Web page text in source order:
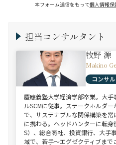
本フォーム送信をもって個人情報保
担当コンサルタント
牧野 源
Makino
コンサ
慶應義塾大学経済学部卒業。大
ルSCMに従事。ステークホルダ
で、サステナブルな関係構築を
に携わる。ヘッドハンターに転
S）、総合商社、投資銀行、大手
域で、若手～エグゼクティブまで